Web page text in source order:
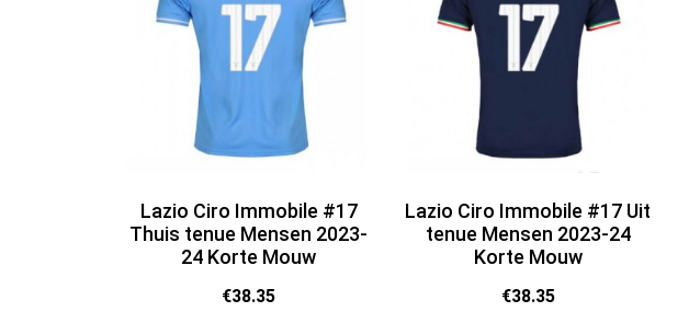
Lazio Ciro Immobile #17
Thuis tenue Mensen 2023-
24 Korte Mouw
€38.35
Lazio Ciro Immobile #17 Uit
tenue Mensen 2023-24
Korte Mouw
€38.35